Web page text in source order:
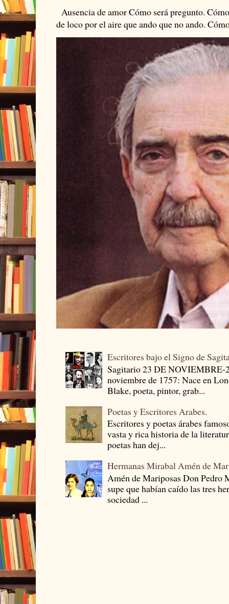
Ausencia de amor Cómo será pregunto.
de loco por el aire que ando que no ando.
Escritores bajo el Signo de
Sagitario 23 DE
noviembre de 1757: Nace en
Blake, poeta, pintor, grab...
Poetas y Escritores Arabes.
Escritores y poetas árabes
vasta y rica historia de la
poetas han dej...
Hermanas Mirabal Amén de
Amén de Mariposas Don
supe que habían caído las tres
sociedad ...